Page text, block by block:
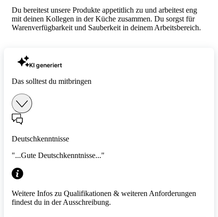
Du bereitest unsere Produkte appetitlich zu und arbeitest eng
mit deinen Kollegen in der Küche zusammen. Du sorgst für
Warenverfügbarkeit und Sauberkeit in deinem Arbeitsbereich.
KI generiert
Das solltest du mitbringen
Deutschkenntnisse
"...Gute Deutschkenntnisse..."
Weitere Infos zu Qualifikationen & weiteren Anforderungen
findest du in der Ausschreibung.